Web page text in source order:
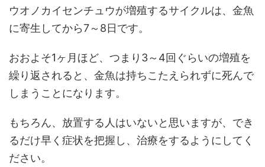
ウオノカイセンチュウが増殖するサイクルは、金魚
に寄生してから7～8日です。
おおよそ1ヶ月ほど、つまり3～4回ぐらいの増殖を
繰り返されると、金魚は持ちこたえられずに死んで
しまうことになります。
もちろん、放置する人はいないと思いますが、でき
るだけ早く症状を把握し、治療をするようにしてく
ださい。